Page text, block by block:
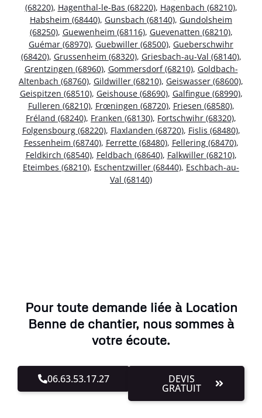
(68220), Hagenthal-le-Bas (68220), Hagenbach (68210),
Habsheim (68440), Gunsbach (68140), Gundolsheim
(68250), Guewenheim (68116), Guevenatten (68210),
Guémar (68970), Guebwiller (68500), Gueberschwihr
(68420), Grussenheim (68320), Griesbach-au-Val (68140),
Grentzingen (68960), Gommersdorf (68210), Goldbach-
Altenbach (68760), Gildwiller (68210), Geiswasser (68600),
Geispitzen (68510), Geishouse (68690), Galfingue (68990),
Fulleren (68210), Frœningen (68720), Friesen (68580),
Fréland (68240), Franken (68130), Fortschwihr (68320),
Folgensbourg (68220), Flaxlanden (68720), Fislis (68480),
Fessenheim (68740), Ferrette (68480), Fellering (68470),
Feldkirch (68540), Feldbach (68640), Falkwiller (68210),
Eteimbes (68210), Eschentzwiller (68440), Eschbach-au-
Val (68140)
Pour toute demande liée à Location
Benne de chantier, nous sommes à
votre écoute.
06.63.53.17.27 DEVIS
GRATUIT